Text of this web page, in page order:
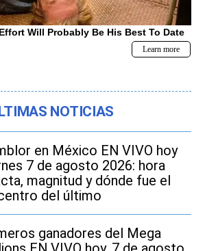
NOTICIAS
en México EN VIVO hoy
7 de agosto 2026: hora
magnitud y dónde fue el
del último
ganadores del Mega